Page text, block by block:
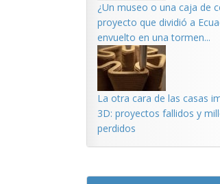
¿Un museo o una caja de
proyecto que dividió a
envuelto en una tormen...
La otra cara de las casas
3D: proyectos fallidos y
perdidos